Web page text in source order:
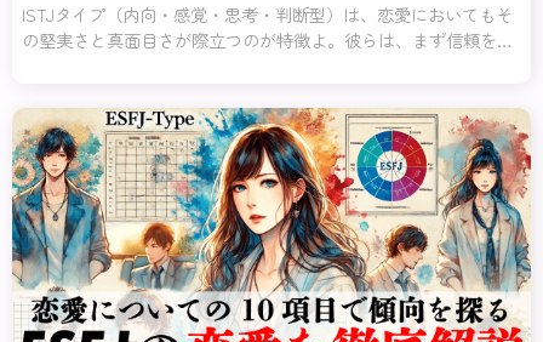
ISTJタイプ（内向・感覚・思考・判断型）は、恋愛においてもそ
の堅実さと真面目さが際立つのが特徴よ。彼らは、まず信頼を築